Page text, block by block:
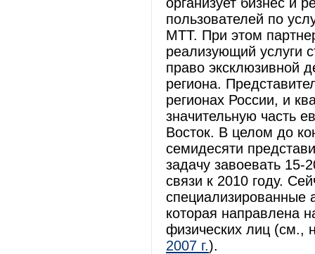
пользователей по
МТТ. При этом
реализующий услуги
право эксклюзивной
региона.
регионах России, и
значительную часть
Восток. В целом до
семидесяти
задачу завоевать
связи к 2010 году.
специализированные
которая направлена
физических лиц (см.,
2007 г.).